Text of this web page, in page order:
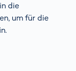
die
um für die